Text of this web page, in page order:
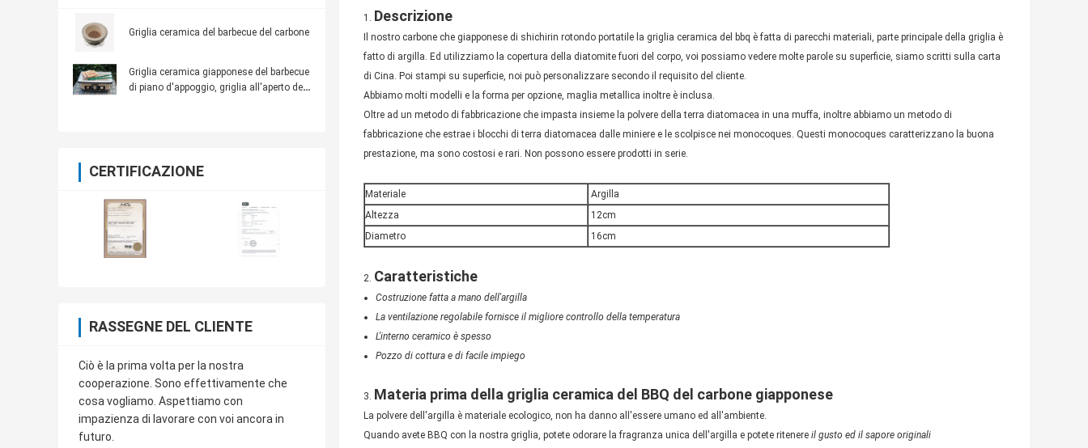
Griglia ceramica del barbecue del carbone
Griglia ceramica giapponese del barbecue
di piano d'appoggio, griglia all'aperto del
CERTIFICAZIONE
RASSEGNE DEL CLIENTE
Ciò è la prima volta per la nostra
cooperazione. Sono effettivamente che
cosa vogliamo. Aspettiamo con
impazienza di lavorare con voi ancora in
futuro.
1. Descrizione
Il nostro carbone che giapponese di shichirin rotondo portatile la griglia ceramica del bbq è fatta di parecchi materiali, parte principale della griglia è
fatto di argilla. Ed utilizziamo la copertura della diatomite fuori del corpo, voi possiamo vedere molte parole su superficie, siamo scritti sulla carta
di Cina. Poi stampi su superficie, noi può personalizzare secondo il requisito del cliente.
Abbiamo molti modelli e la forma per opzione, maglia metallica inoltre è inclusa.
Oltre ad un metodo di fabbricazione che impasta insieme la polvere della terra diatomacea in una muffa, inoltre abbiamo un metodo di
fabbricazione che estrae i blocchi di terra diatomacea dalle miniere e le scolpisce nei monocoques. Questi monocoques caratterizzano la buona
prestazione, ma sono costosi e rari. Non possono essere prodotti in serie.
Materiale
Argilla
Altezza
12cm
Diametro
16cm
2. Caratteristiche
Costruzione fatta a mano dell'argilla
La ventilazione regolabile fornisce il migliore controllo della temperatura
L'interno ceramico è spesso
Pozzo di cottura e di facile impiego
3. Materia prima della griglia ceramica del BBQ del carbone giapponese
La polvere dell'argilla è materiale ecologico, non ha danno all'essere umano ed all'ambiente.
Quando avete BBQ con la nostra griglia, potete odorare la fragranza unica dell'argilla e potete ritenere il gusto ed il sapore originali